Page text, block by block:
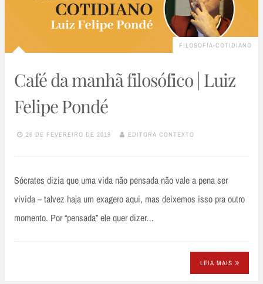
FILOSOFIA-COTIDIANO
Café da manhã filosófico | Luiz
Felipe Pondé
26 DE FEVEREIRO DE 2019 EDITORA CONTEXTO
Sócrates dizia que uma vida não pensada não vale a pena ser
vivida – talvez haja um exagero aqui, mas deixemos isso pra outro
momento. Por “pensada” ele quer dizer…
LEIA MAIS